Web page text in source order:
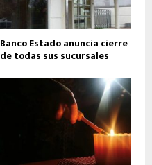
Banco Estado anuncia cierre
de todas sus sucursales